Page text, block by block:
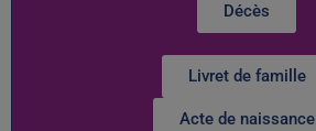
Décès
Livret de famille
Acte de naissance